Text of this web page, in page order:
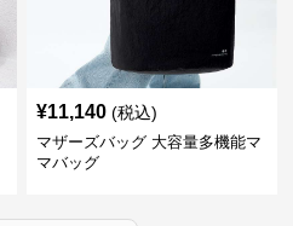
¥11,140 (税込)
マザーズバッグ 大容量多機能マ
マバッグ